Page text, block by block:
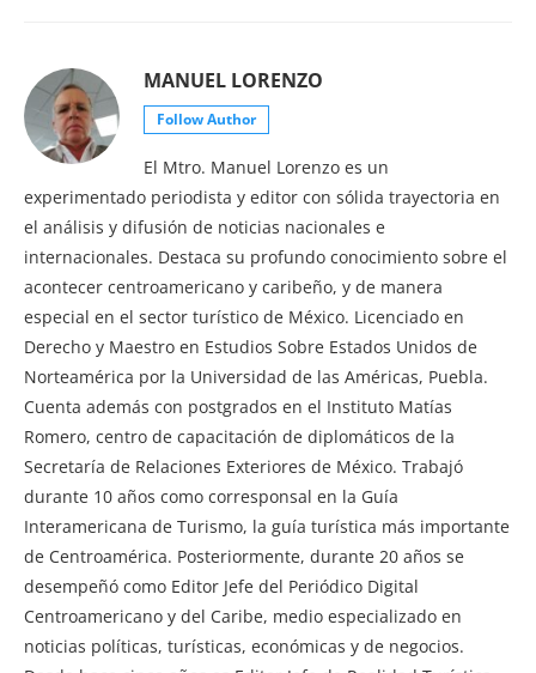
MANUEL LORENZO
Follow Author
El Mtro. Manuel Lorenzo es un
experimentado periodista y editor con sólida trayectoria en
el análisis y difusión de noticias nacionales e
internacionales. Destaca su profundo conocimiento sobre el
acontecer centroamericano y caribeño, y de manera
especial en el sector turístico de México. Licenciado en
Derecho y Maestro en Estudios Sobre Estados Unidos de
Norteamérica por la Universidad de las Américas, Puebla.
Cuenta además con postgrados en el Instituto Matías
Romero, centro de capacitación de diplomáticos de la
Secretaría de Relaciones Exteriores de México. Trabajó
durante 10 años como corresponsal en la Guía
Interamericana de Turismo, la guía turística más importante
de Centroamérica. Posteriormente, durante 20 años se
desempeñó como Editor Jefe del Periódico Digital
Centroamericano y del Caribe, medio especializado en
noticias políticas, turísticas, económicas y de negocios.